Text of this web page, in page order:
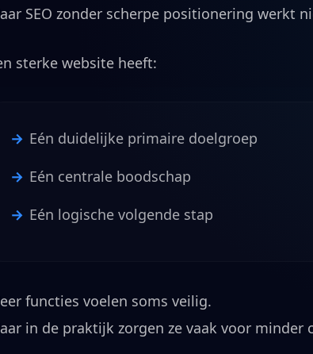
SEO zonder scherpe positionering werkt
sterke website heeft:
Eén duidelijke primaire doelgroep
Eén centrale boodschap
Eén logische volgende stap
functies voelen soms veilig.
in de praktijk zorgen ze vaak voor minder